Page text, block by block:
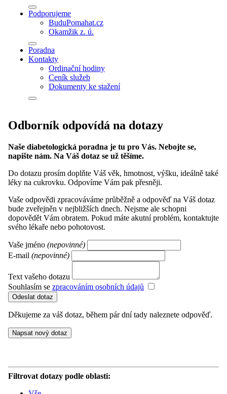
Podporujeme
BuduPomahat.cz
Okamžik z. ú.
Poradna
Kontakty
Ordinační hodiny
Ceník služeb
Dokumenty ke stažení
Odborník odpovídá na dotazy
Naše diabetologická poradna je tu pro Vás. Nebojte se,
napište nám. Na Váš dotaz se už těšíme.
Do dotazu prosím doplňte Váš věk, hmotnost, výšku, ideálně také
léky na cukrovku. Odpovíme Vám pak přesněji.
Vaše odpovědi zpracováváme průběžně a odpověď na Váš dotaz
bude zveřejněn v nejbližších dnech. Nejsme ale schopni
dopovědět Vám obratem. Pokud máte akutní problém, kontaktujte
svého lékaře nebo pohotovost.
Vaše jméno (nepovinné)
E-mail (nepovinné)
Text vašeho dotazu
Souhlasím se zpracováním osobních údajů
Děkujeme za váš dotaz, během pár dní tady naleznete odpověď.
Napsat nový dotaz
Filtrovat dotazy podle oblasti: